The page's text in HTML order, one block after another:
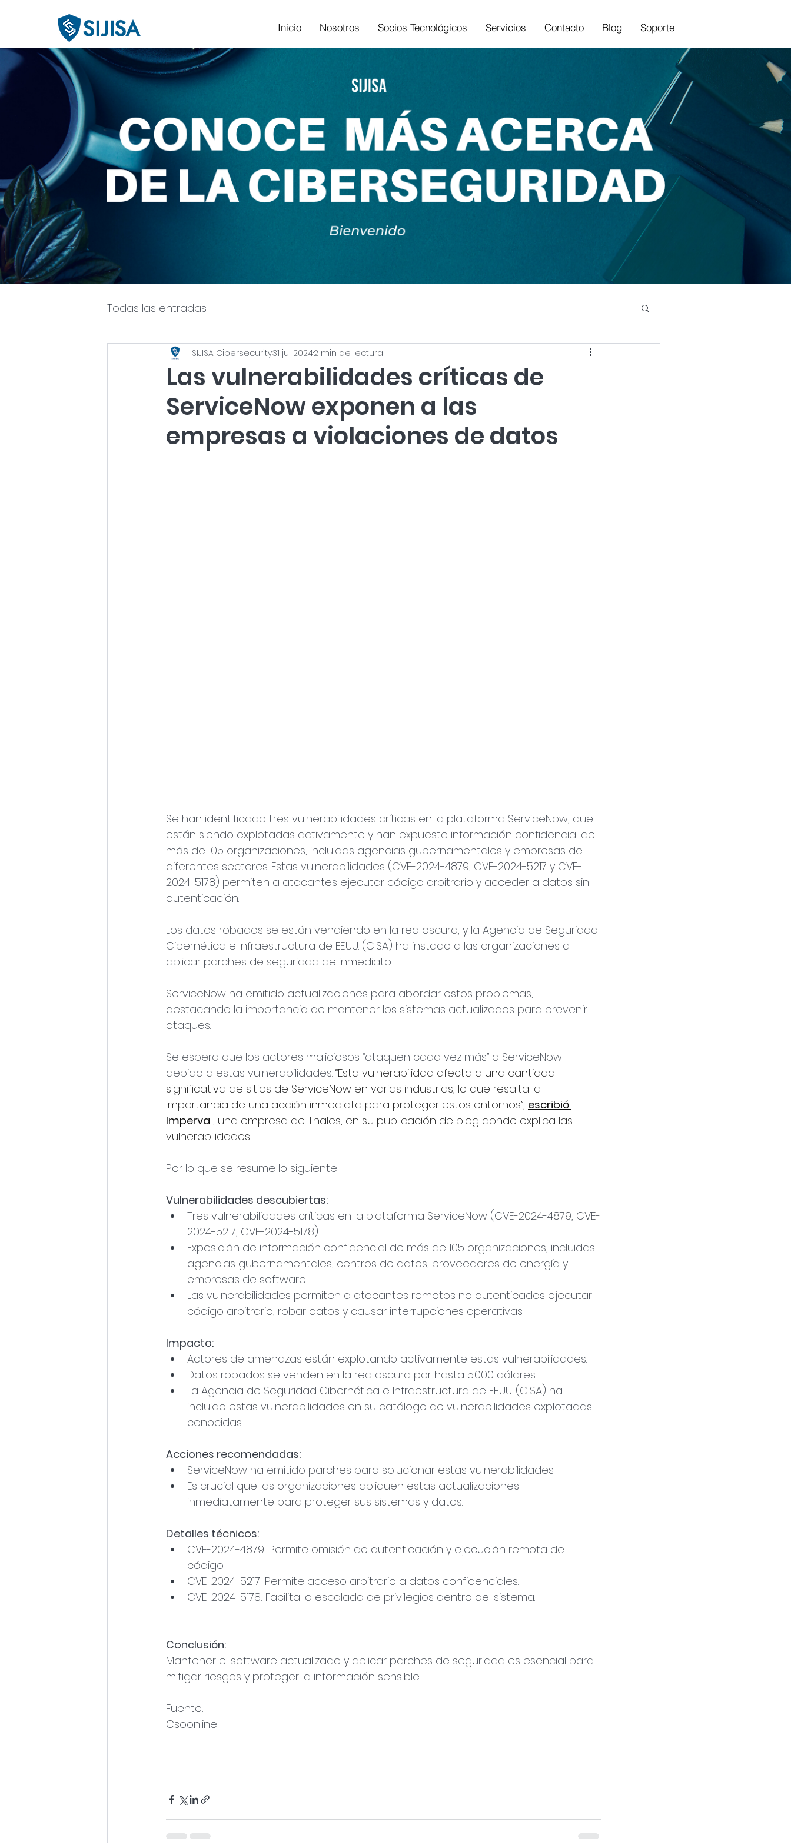
Inicio Nosotros Socios Tecnológicos Servicios Contacto Blog Soporte
Todas las entradas
Las vulnerabilidades críticas de
ServiceNow exponen a las
empresas a violaciones de datos
SIJISA Cibersecurity31 jul 20242 min de lectura
Se han identificado tres vulnerabilidades críticas en la plataforma ServiceNow, que
están siendo explotadas activamente y han expuesto información confidencial de
más de 105 organizaciones, incluidas agencias gubernamentales y empresas de
diferentes sectores. Estas vulnerabilidades (CVE-2024-4879, CVE-2024-5217 y CVE-
2024-5178) permiten a atacantes ejecutar código arbitrario y acceder a datos sin
autenticación.
Los datos robados se están vendiendo en la red oscura, y la Agencia de Seguridad
Cibernética e Infraestructura de EE.UU. (CISA) ha instado a las organizaciones a
aplicar parches de seguridad de inmediato.
ServiceNow ha emitido actualizaciones para abordar estos problemas,
destacando la importancia de mantener los sistemas actualizados para prevenir
ataques.
Se espera que los actores maliciosos “ataquen cada vez más” a ServiceNow
debido a estas vulnerabilidades. “Esta vulnerabilidad afecta a una cantidad
significativa de sitios de ServiceNow en varias industrias, lo que resalta la
importancia de una acción inmediata para proteger estos entornos”, escribió
Imperva , una empresa de Thales, en su publicación de blog donde explica las
vulnerabilidades.
Por lo que se resume lo siguiente:
Vulnerabilidades descubiertas:
Tres vulnerabilidades críticas en la plataforma ServiceNow (CVE-2024-4879, CVE-
2024-5217, CVE-2024-5178).
Exposición de información confidencial de más de 105 organizaciones, incluidas
agencias gubernamentales, centros de datos, proveedores de energía y
empresas de software.
Las vulnerabilidades permiten a atacantes remotos no autenticados ejecutar
código arbitrario, robar datos y causar interrupciones operativas.
Impacto:
Actores de amenazas están explotando activamente estas vulnerabilidades.
Datos robados se venden en la red oscura por hasta 5.000 dólares.
La Agencia de Seguridad Cibernética e Infraestructura de EE.UU. (CISA) ha
incluido estas vulnerabilidades en su catálogo de vulnerabilidades explotadas
conocidas.
Acciones recomendadas:
ServiceNow ha emitido parches para solucionar estas vulnerabilidades.
Es crucial que las organizaciones apliquen estas actualizaciones
inmediatamente para proteger sus sistemas y datos.
Detalles técnicos:
CVE-2024-4879: Permite omisión de autenticación y ejecución remota de
código.
CVE-2024-5217: Permite acceso arbitrario a datos confidenciales.
CVE-2024-5178: Facilita la escalada de privilegios dentro del sistema.
Conclusión:
Mantener el software actualizado y aplicar parches de seguridad es esencial para
mitigar riesgos y proteger la información sensible.
Fuente:
Csoonline